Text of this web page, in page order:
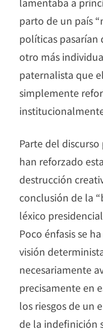
parto de un país
políticas
otro más
paternalista que
simplemente
Parte del
han reforzado
destrucción
conclusión de la
léxico
Poco énfasis se
visión
necesariamente
precisamente en
los riesgos de un
de la indefinición